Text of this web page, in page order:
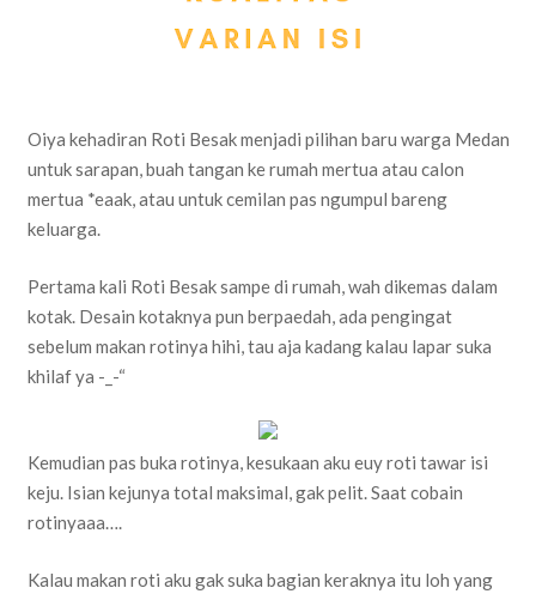
Oiya kehadiran Roti Besak menjadi pilihan baru warga Medan
untuk sarapan, buah tangan ke rumah mertua atau calon
mertua *eaak, atau untuk cemilan pas ngumpul bareng
keluarga.
Pertama kali Roti Besak sampe di rumah, wah dikemas dalam
kotak. Desain kotaknya pun berpaedah, ada pengingat
sebelum makan rotinya hihi, tau aja kadang kalau lapar suka
khilaf ya -_-“
Kemudian pas buka rotinya, kesukaan aku euy roti tawar isi
keju. Isian kejunya total maksimal, gak pelit. Saat cobain
rotinyaaa….
Kalau makan roti aku gak suka bagian keraknya itu loh yang